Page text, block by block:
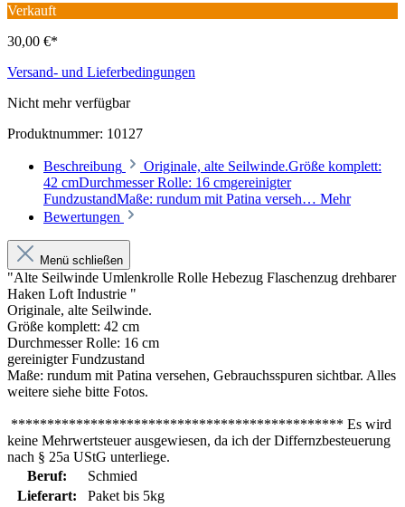
Verkauft
30,00 €*
Versand- und Lieferbedingungen
Nicht mehr verfügbar
Produktnummer: 10127
Beschreibung
Originale, alte Seilwinde.Größe komplett:
42 cmDurchmesser Rolle: 16 cmgereinigter
FundzustandMaße: rundum mit Patina verseh… Mehr
Bewertungen
Menü schließen
"Alte Seilwinde Umlenkrolle Rolle Hebezug Flaschenzug drehbarer
Haken Loft Industrie "
Originale, alte Seilwinde.
Größe komplett: 42 cm
Durchmesser Rolle: 16 cm
gereinigter Fundzustand
Maße: rundum mit Patina versehen, Gebrauchsspuren sichtbar. Alles
weitere siehe bitte Fotos.
********************************************** Es wird
keine Mehrwertsteuer ausgewiesen, da ich der Differnzbesteuerung
nach § 25a UStG unterliege.
Beruf:
Schmied
Lieferart:
Paket bis 5kg